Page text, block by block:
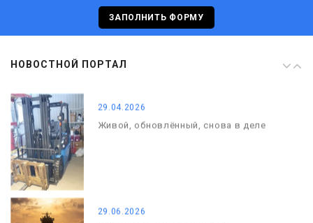
ЗАПОЛНИТЬ ФОРМУ
НОВОСТНОЙ ПОРТАЛ
С Днём кораблестроителя!
С Днём Победы. Память, которая с
29.04.2026
Живой, обновлённый, снова в деле
29.06.2026